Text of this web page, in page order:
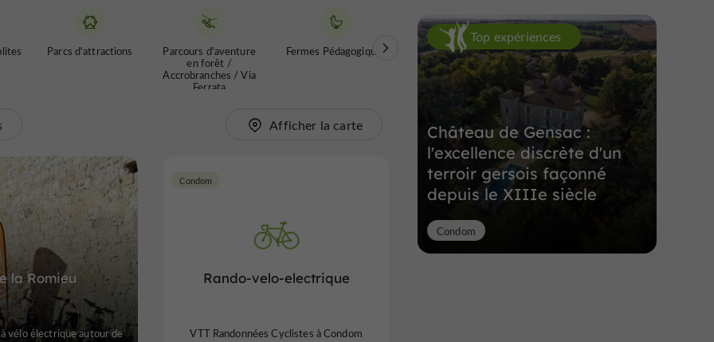
Parcs d'attractions
Parcours d'aventure
en forêt /
Accrobranches / Via
Ferrata
Fermes Pédagogiques
Balades à Cheval /
Poney / Calèche
Vélo / VTT /
Trottinette
Afficher la carte
la Romieu
vélo électrique autour de
Rando-velo-electrique
Condom
VTT Randonnées Cyclistes à Condom
Top expériences
Château de Gensac :
l'excellence discrète d'un
terroir gersois façonné
depuis le XIIIe siècle
Condom